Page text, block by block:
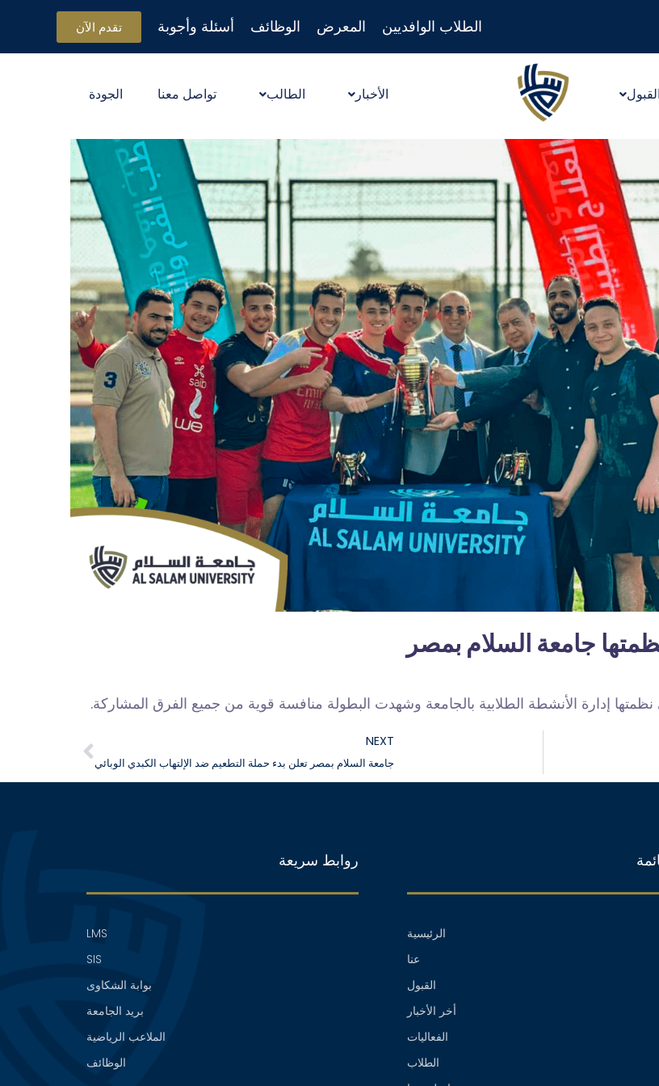
الطلاب الوافديين المعرض الوظائف أسئلة وأجوبة تقدم الآن
القبول الأخبار الطالب تواصل معنا الجودة
جامعة السلام بمصر
إدارة الأنشطة الطلابية بالجامعة وشهدت البطولة منافسة قوية من جميع الفرق المشاركة.
NEXT
جامعة السلام بمصر تعلن بدء حملة التطعيم ضد الإلتهاب الكبدي الوبائي
الرئيسية
عنا
القبول
أخر الأخبار
الفعاليات
الطلاب
روابط سريعة
LMS
SIS
بوابة الشكاوى
بريد الجامعة
الملاعب الرياضية
الوظائف